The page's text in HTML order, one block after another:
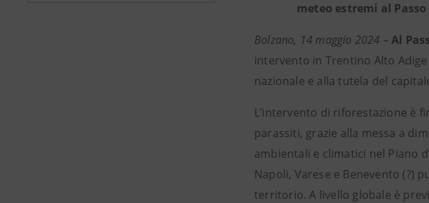
meteo estremi al
Bolzano, 14 maggio 2024 –Al
intervento in Trentino Alto
nazionale e alla tutela del
L’intervento di riforestazione è
parassiti, grazie alla messa a
ambientali e climatici nel Piano
Napoli, Varese e Benevento (?)
territorio. A livello globale è